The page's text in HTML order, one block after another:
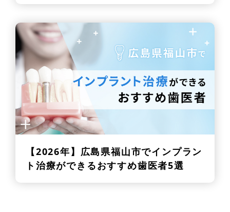
【2026年】 広島県福山市でインプラン
ト治療ができるおすすめ歯医者5選